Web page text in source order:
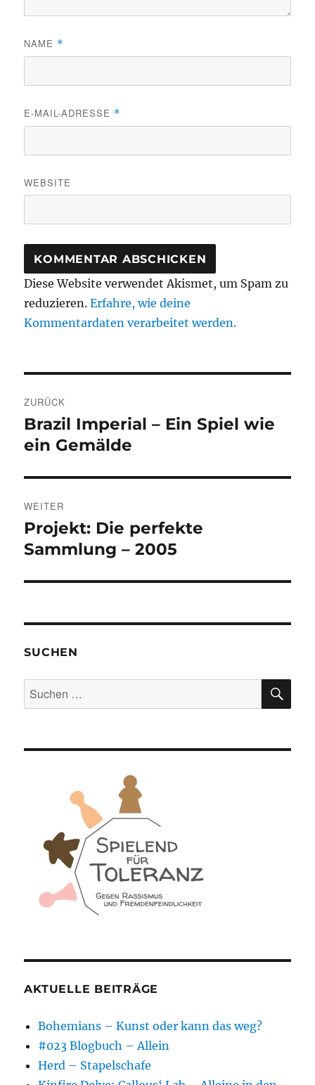
NAME *
E-MAIL-ADRESSE *
WEBSITE
Diese Website verwendet Akismet, um Spam zu
reduzieren.Erfahre, wie deine
Kommentardaten verarbeitet werden.
ZURÜCK
Vorheriger
Beitrag:
Brazil Imperial – Ein Spiel wie
ein Gemälde
WEITER
Nächster
Beitrag:
Projekt: Die perfekte
Sammlung – 2005
SUCHEN
Suchen
nach:
AKTUELLE BEITRÄGE
Bohemians – Kunst oder kann das weg?
#023 Blogbuch – Allein
Herd – Stapelschafe